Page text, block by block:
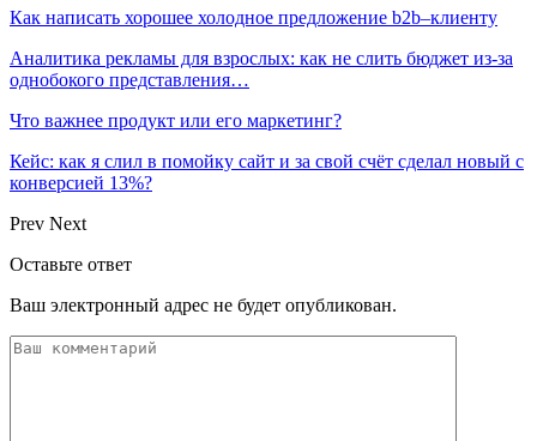
Как написать хорошее холодное предложение b2b–клиенту
Аналитика рекламы для взрослых: как не слить бюджет из-за
однобокого представления…
Что важнее продукт или его маркетинг?
Кейс: как я слил в помойку сайт и за свой счёт сделал новый с
конверсией 13%?
Prev Next
Оставьте ответ
Ваш электронный адрес не будет опубликован.